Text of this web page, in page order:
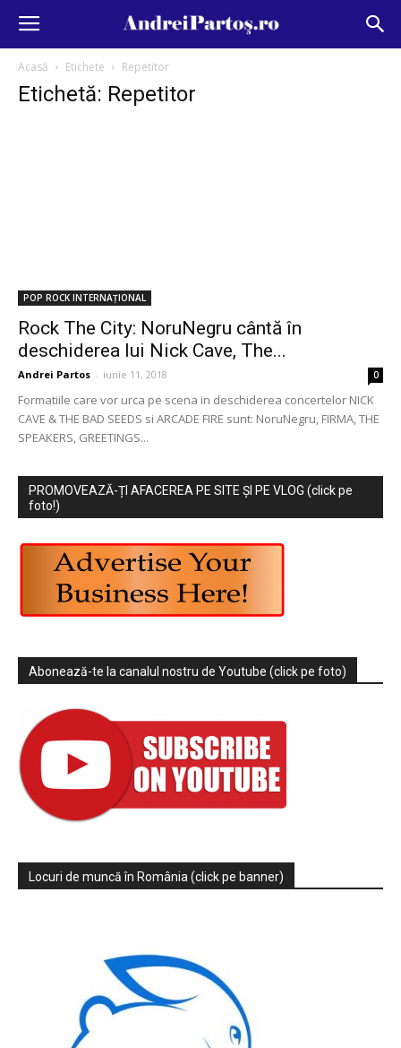
Acasă Etichete Repetitor
Etichetă: Repetitor
POP ROCK INTERNAȚIONAL
Rock The City: NoruNegru cântă în
deschiderea lui Nick Cave, The...
Andrei Partos - iunie 11, 2018 0
Formatiile care vor urca pe scena in deschiderea concertelor NICK
CAVE & THE BAD SEEDS si ARCADE FIRE sunt: NoruNegru, FIRMA, THE
SPEAKERS, GREETINGS...
PROMOVEAZĂ-ȚI AFACEREA PE SITE ȘI PE VLOG (click pe
foto!)
Abonează-te la canalul nostru de Youtube (click pe foto)
Locuri de muncă în România (click pe banner)